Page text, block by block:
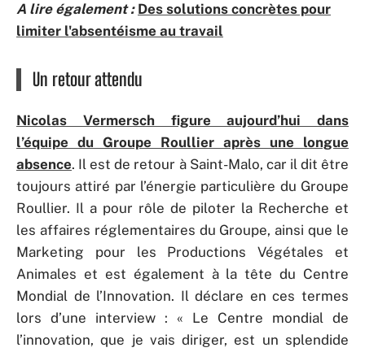
A lire également : Des solutions concrètes pour
limiter l'absentéisme au travail
Un retour attendu
Nicolas Vermersch figure aujourd’hui dans
l’équipe du Groupe Roullier après une longue
absence. Il est de retour à Saint-Malo, car il dit être
toujours attiré par l’énergie particulière du Groupe
Roullier. Il a pour rôle de piloter la Recherche et
les affaires réglementaires du Groupe, ainsi que le
Marketing pour les Productions Végétales et
Animales et est également à la tête du Centre
Mondial de l’Innovation. Il déclare en ces termes
lors d’une interview : « Le Centre mondial de
l’innovation, que je vais diriger, est un splendide